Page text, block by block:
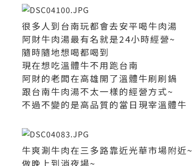
很多人到台南玩都會去安平喝牛肉湯
阿財牛肉湯最有名就是24小時經營~
隨時隨地想喝都喝到
現在想吃溫體牛不用跑台南
阿財的老闆在高雄開了溫體牛刷刷鍋
跟台南牛肉湯不太一樣的經營方式~
不過不變的是高品質的當日現宰溫體牛
牛爽涮牛肉在三多路靠近光華市場附近~
做晚上到消夜場~